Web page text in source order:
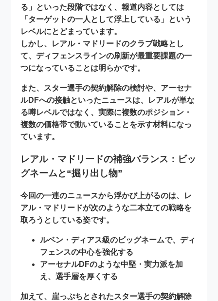
る」といった段階ではなく、報道内容としては
「ターゲットの一人として浮上している」という
レベルにとどまっています。
しかし、レアル・マドリードのクラブ戦略とし
て、 ディフェンスラインの刷新が最重要課題の一
つになっていることは明らかです。
また、スター選手の契約解除の検討や、アーセナ
ルDFへの接触といったニュースは、レアルが単な
る噂レベルではなく、実際に複数のポジション・
複数の価格帯で動いていることを示す材料になっ
ています。
レアル・マドリードの補強バランス：ビッ
グネームと“掘り出し物”
今回の一連のニュースから浮かび上がるのは、レ
アル・マドリードが次のような二本立ての戦略を
取ろうとしている姿です。
ルベン・ディアス級のビッグネームで、ディ
フェンスの中心を強化する
アーセナルDFのような中堅・実力派を加
え、選手層を厚くする
加えて、崖っぷちとされたスター選手の契約解除